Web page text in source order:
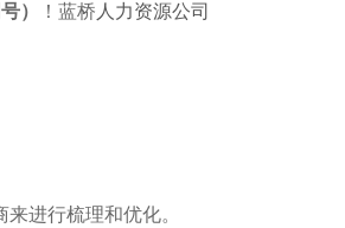
） ！蓝桥 人力资源公司
进行梳理和优化。